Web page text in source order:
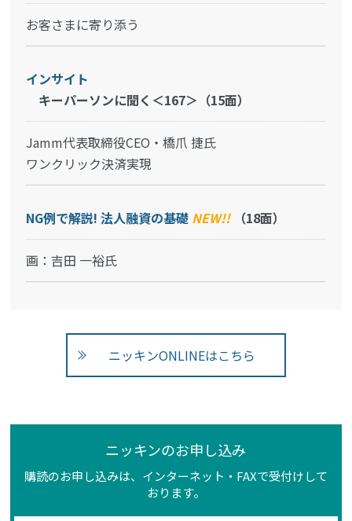
お客さまに寄り添う
インサイト
キーパーソンに聞く＜167＞（15面）
Jamm代表取締役CEO・橋爪 捷氏
ワンクリック決済実現
NG例で解説! 法人融資の基礎 NEW!!（18面）
画：吉田 一裕氏
ニッキンONLINEはこちら
ニッキンのお申し込み
購読のお申し込みは、インターネット・FAXで受付けして
おります。